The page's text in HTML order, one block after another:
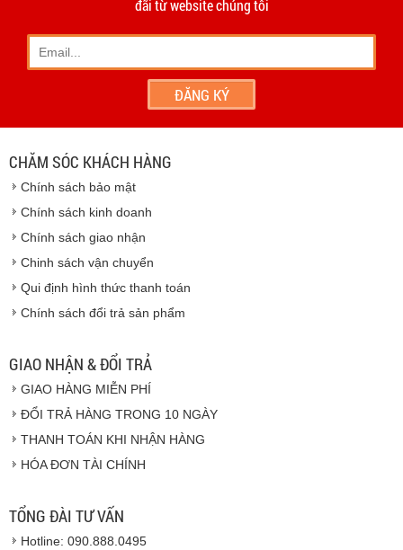
hiện trên tinh thần hợp tác, thiện chí.
- Khách hàng có thể đếngiao dịch trực tiếp tạicông ty
- Hoặc chúng tôi sẽcử nhân viên giao hàng
địa chỉ khách hàng cung cấp.
Vinhempich
CAM KẾT CHẤT LƯỢNG
Hàng hóa được giao cho quý khách là hàng mới
100% nguyên đai nguyên kiện.
Vinhempich
độ bảo hành sản phẩm đối với nhà sản xuất hoặc
đãi từ website chúng tôi
CHĂM SÓC KHÁCH HÀNG
Chính sách bảo mật
Chính sách kinh doanh
Chính sách giao nhận
Chinh sách vận chuyển
Qui định hình thức thanh toán
Chính sách đổi trả sản phẩm
GIAO NHẬN & ĐỔI TRẢ
GIAO HÀNG MIỄN PHÍ
ĐỔI TRẢ HÀNG TRONG 10 NGÀY
THANH TOÁN KHI NHẬN HÀNG
HÓA ĐƠN TÀI CHÍNH
TỔNG ĐÀI TƯ VẤN
Hotline: 090.888.0495